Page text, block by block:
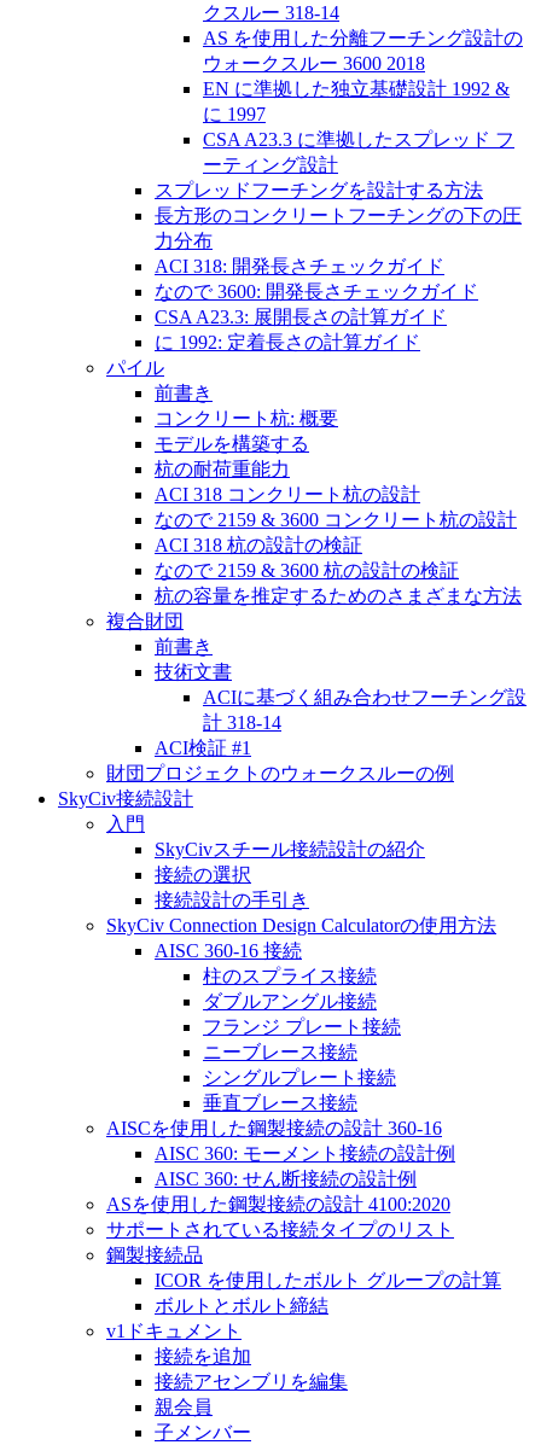
クスルー 318-14
AS を使用した分離フーチング設計の
ウォークスルー 3600 2018
EN に準拠した独立基礎設計 1992 &
に 1997
CSA A23.3 に準拠したスプレッド フ
ーティング設計
スプレッドフーチングを設計する方法
長方形のコンクリートフーチングの下の圧
力分布
ACI 318: 開発長さチェックガイド
なので 3600: 開発長さチェックガイド
CSA A23.3: 展開長さの計算ガイド
に 1992: 定着長さの計算ガイド
パイル
前書き
コンクリート杭: 概要
モデルを構築する
杭の耐荷重能力
ACI 318 コンクリート杭の設計
なので 2159 & 3600 コンクリート杭の設計
ACI 318 杭の設計の検証
なので 2159 & 3600 杭の設計の検証
杭の容量を推定するためのさまざまな方法
複合財団
前書き
技術文書
ACIに基づく組み合わせフーチング設
計 318-14
ACI検証 #1
財団プロジェクトのウォークスルーの例
SkyCiv接続設計
入門
SkyCivスチール接続設計の紹介
接続の選択
接続設計の手引き
SkyCiv Connection Design Calculatorの使用方法
AISC 360-16 接続
柱のスプライス接続
ダブルアングル接続
フランジ プレート接続
ニーブレース接続
シングルプレート接続
垂直ブレース接続
AISCを使用した鋼製接続の設計 360-16
AISC 360: モーメント接続の設計例
AISC 360: せん断接続の設計例
ASを使用した鋼製接続の設計 4100:2020
サポートされている接続タイプのリスト
鋼製接続品
ICOR を使用したボルト グループの計算
ボルトとボルト締結
v1ドキュメント
接続を追加
接続アセンブリを編集
親会員
子メンバー